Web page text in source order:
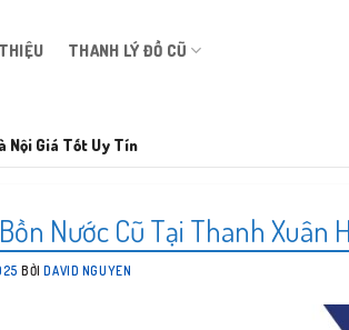
THANH LÝ ĐỒ CŨ
Nội Giá Tốt Uy Tín
Nước Cũ Tại Thanh Xuân
BỞIDAVID NGUYEN